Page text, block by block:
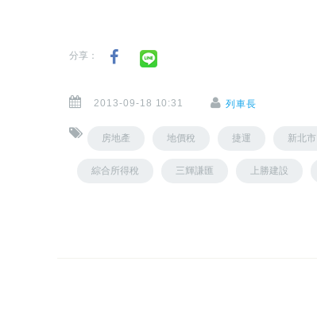
分享：
2013-09-18 10:31 列車長
房地產 地價稅 捷運 新北市
綜合所得稅 三輝謙匯 上勝建設